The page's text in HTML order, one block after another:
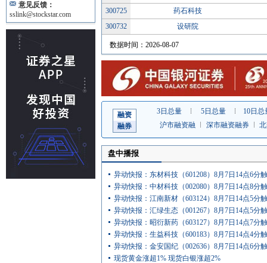
300725
药石科技
300732
设研院
数据时间：2026-08-07
融资
融券
3日总量 5日总量
10日总
沪市融资融
深市融资融券
盘中播报
异动快报：东材科技（601208）8月7日14点6分
异动快报：中材科技（002080）8月7日14点8分
异动快报：江南新材（603124）8月7日14点5分
异动快报：汇绿生态（001267）8月7日14点5分
异动快报：昭衍新药（603127）8月7日14点7分
异动快报：生益科技（600183）8月7日14点4分
异动快报：金安国纪（002636）8月7日14点6分
现货黄金涨超1% 现货白银涨超2%
意见反馈：
sslink@stockstar.com